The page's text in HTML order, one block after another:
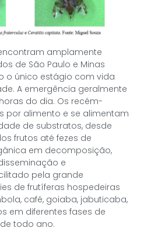
amplamente
de São Paulo e Minas
o único estágio com vida
A emergência geralmente
do dia. Os recém-
por alimento e se alimentam
de substratos, desde
frutos até fezes de
em decomposição,
e
pela grande
de frutíferas hospedeiras
café, goiaba, jabuticaba,
em diferentes fases de
todo ano.